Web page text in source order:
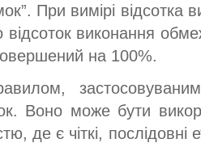
При вимірі відсотка
відсоток виконання
на 100%.
Воно може бути
де є чіткі,